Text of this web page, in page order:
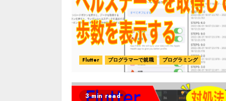
Flutter プログラマーで就職 プログラミング
3 min read